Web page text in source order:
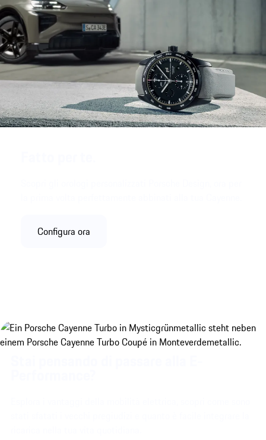
Configura ora